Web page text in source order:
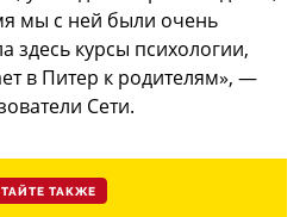
мы с ней были очень
здесь курсы психологии,
в Питер к родителям», —
Сети.
ТАКЖЕ